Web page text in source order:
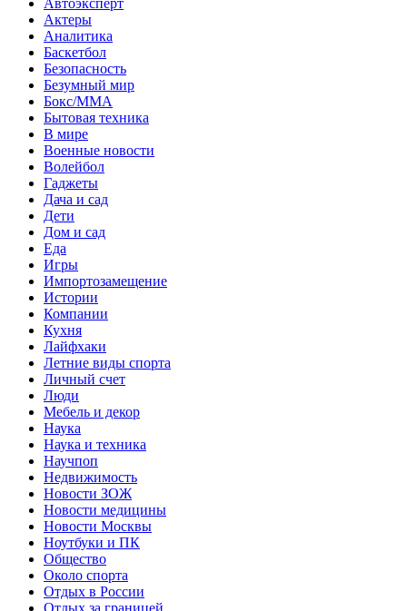
Актеры
Аналитика
Баскетбол
Безопасность
Безумный мир
Бокс/MMA
Бытовая техника
В мире
Военные новости
Волейбол
Гаджеты
Дача и сад
Дети
Дом и сад
Еда
Игры
Импортозамещение
Истории
Компании
Кухня
Лайфхаки
Летние виды спорта
Личный счет
Люди
Мебель и декор
Наука
Наука и техника
Научпоп
Недвижимость
Новости ЗОЖ
Новости медицины
Новости Москвы
Ноутбуки и ПК
Общество
Около спорта
Отдых в России
Отдых за границей